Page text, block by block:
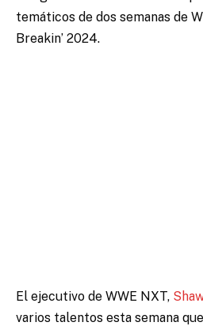
temáticos de dos semanas de
Breakin’ 2024.
El ejecutivo de WWE NXT,
varios talentos esta semana